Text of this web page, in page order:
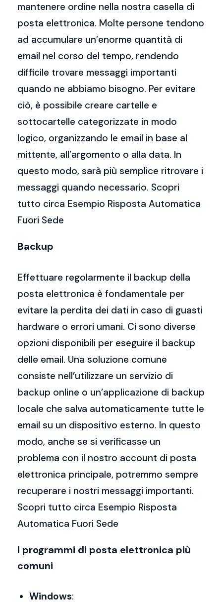
mantenere ordine nella nostra casella di
posta elettronica. Molte persone tendono
ad accumulare un’enorme quantità di
email nel corso del tempo, rendendo
difficile trovare messaggi importanti
quando ne abbiamo bisogno. Per evitare
ciò, è possibile creare cartelle e
sottocartelle categorizzate in modo
logico, organizzando le email in base al
mittente, all’argomento o alla data. In
questo modo, sarà più semplice ritrovare i
messaggi quando necessario. Scopri
tutto circa Esempio Risposta Automatica
Fuori Sede
Backup
Effettuare regolarmente il backup della
posta elettronica è fondamentale per
evitare la perdita dei dati in caso di guasti
hardware o errori umani. Ci sono diverse
opzioni disponibili per eseguire il backup
delle email. Una soluzione comune
consiste nell’utilizzare un servizio di
backup online o un’applicazione di backup
locale che salva automaticamente tutte le
email su un dispositivo esterno. In questo
modo, anche se si verificasse un
problema con il nostro account di posta
elettronica principale, potremmo sempre
recuperare i nostri messaggi importanti.
Scopri tutto circa Esempio Risposta
Automatica Fuori Sede
I programmi di posta elettronica più
comuni
Windows: